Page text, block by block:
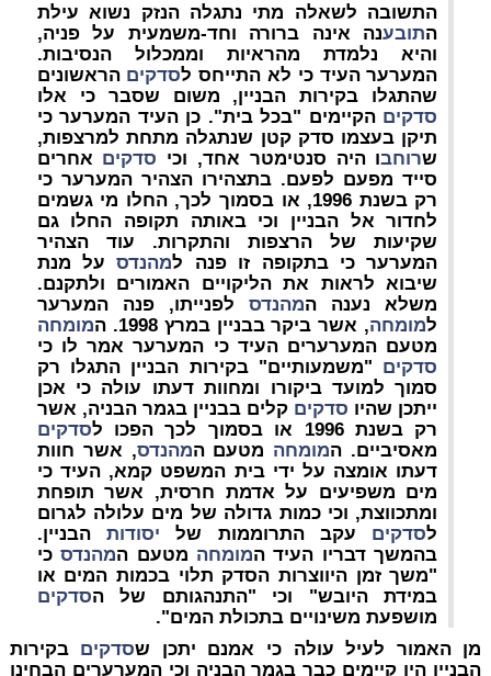
התשובה לשאלה מתי נתגלה הנזק נשוא עילת
התובענה אינה ברורה וחד-משמעית על פניה,
והיא נלמדת מהראיות וממכלול הנסיבות.
המערער העיד כי לא התייחס לסדקים הראשונים
שהתגלו בקירות הבניין, משום שסבר כי אלו
סדקים הקיימים "בכל בית". כן העיד המערער כי
תיקן בעצמו סדק קטן שנתגלה מתחת למרצפות,
שרוחבו היה סנטימטר אחד, וכי סדקים אחרים
סייד מפעם לפעם. בתצהירו הצהיר המערער כי
רק בשנת 1996, או בסמוך לכך, החלו מי גשמים
לחדור אל הבניין וכי באותה תקופה החלו גם
שקיעות של הרצפות והתקרות. עוד הצהיר
המערער כי בתקופה זו פנה למהנדסעל מנת
שיבוא לראות את הליקויים האמורים ולתקנם.
משלא נענה המהנדסלפנייתו, פנה המערער
למומחה, אשר ביקר בבניין במרץ 1998. ה
מומחה
מטעם המערערים העיד כי המערער אמר לו כי
סדקים "משמעותיים" בקירות הבניין התגלו רק
סמוך למועד ביקורו ומחוות דעתו עולה כי אכן
ייתכן שהיו סדקים קלים בבניין בגמר הבניה, אשר
רק בשנת 1996 או בסמוך לכך הפכו ל
סדקים
מאסיביים. המומחה מטעם המהנדס, אשר חוות
דעתו אומצה על ידי בית המשפט קמא, העיד כי
מים משפיעים על אדמת חרסית, אשר תופחת
ומתכווצת, וכי כמות גדולה של מים עלולה לגרום
לסדקים עקב התרוממות של יסודותהבניין.
בהמשך דבריו העיד המומחה מטעם המהנדסכי
"משך זמן היווצרות הסדק תלוי בכמות המים או
במידת היובש" וכי "התנהגותם של הסדקים
מושפעת משינויים בתכולת המים".
מן האמור לעיל עולה כי אמנם יתכן שסדקים בקירות
הבניין היו קיימים כבר בגמר הבניה וכי המערערים הבחינו